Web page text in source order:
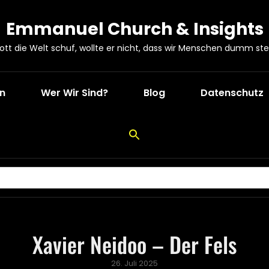
Emmanuel Church & Insights
die Welt schuf, wollte er nicht, dass wir Menschen dumm
Wer Wir Sind? Blog Datenschutz
Xavier Neidoo – Der Fels
Posted
26. Juli 2025